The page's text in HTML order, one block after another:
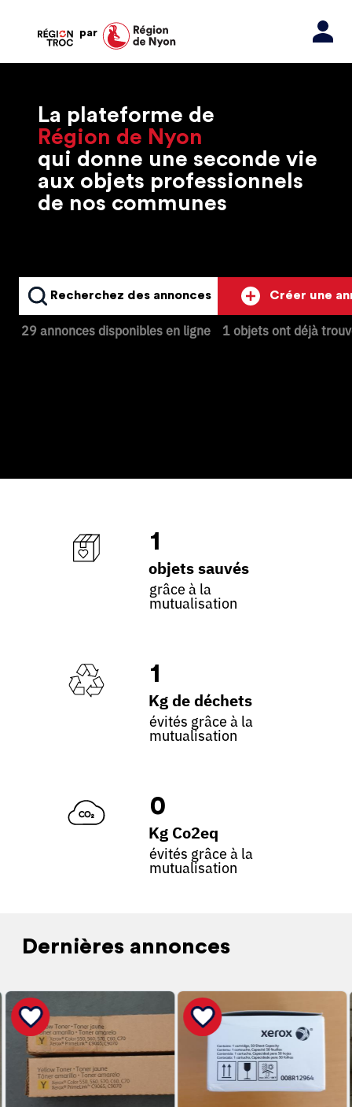
par
La plateforme de
Région de Nyon
qui donne une seconde vie
aux objets professionnels
de nos communes
Recherchez des annonces
29 annonces disponibles en ligne
Créer une
1 objets ont déjà
1
objets sauvés
grâce à la
mutualisation
1
Kg de déchets
évités grâce à la
mutualisation
0
Kg Co2eq
évités grâce à la
mutualisation
Dernières annonces